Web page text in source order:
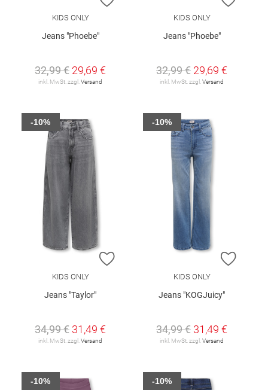
KIDS ONLY
Jeans "Phoebe"
32,99 € 29,69 €
inkl. MwSt. zzgl. Versand
KIDS ONLY
Jeans "Phoebe"
32,99 € 29,69 €
inkl. MwSt. zzgl. Versand
ZUR WUNSCHLISTE HINZUFÜGEN
KIDS ONLY
Jeans "Taylor"
34,99 € 31,49 €
inkl. MwSt. zzgl. Versand
-10%
ZUR
KIDS ONLY
Jeans "KOGJuicy"
34,99 € 31,49 €
inkl. MwSt. zzgl. Versand
-10%
-10% -10%